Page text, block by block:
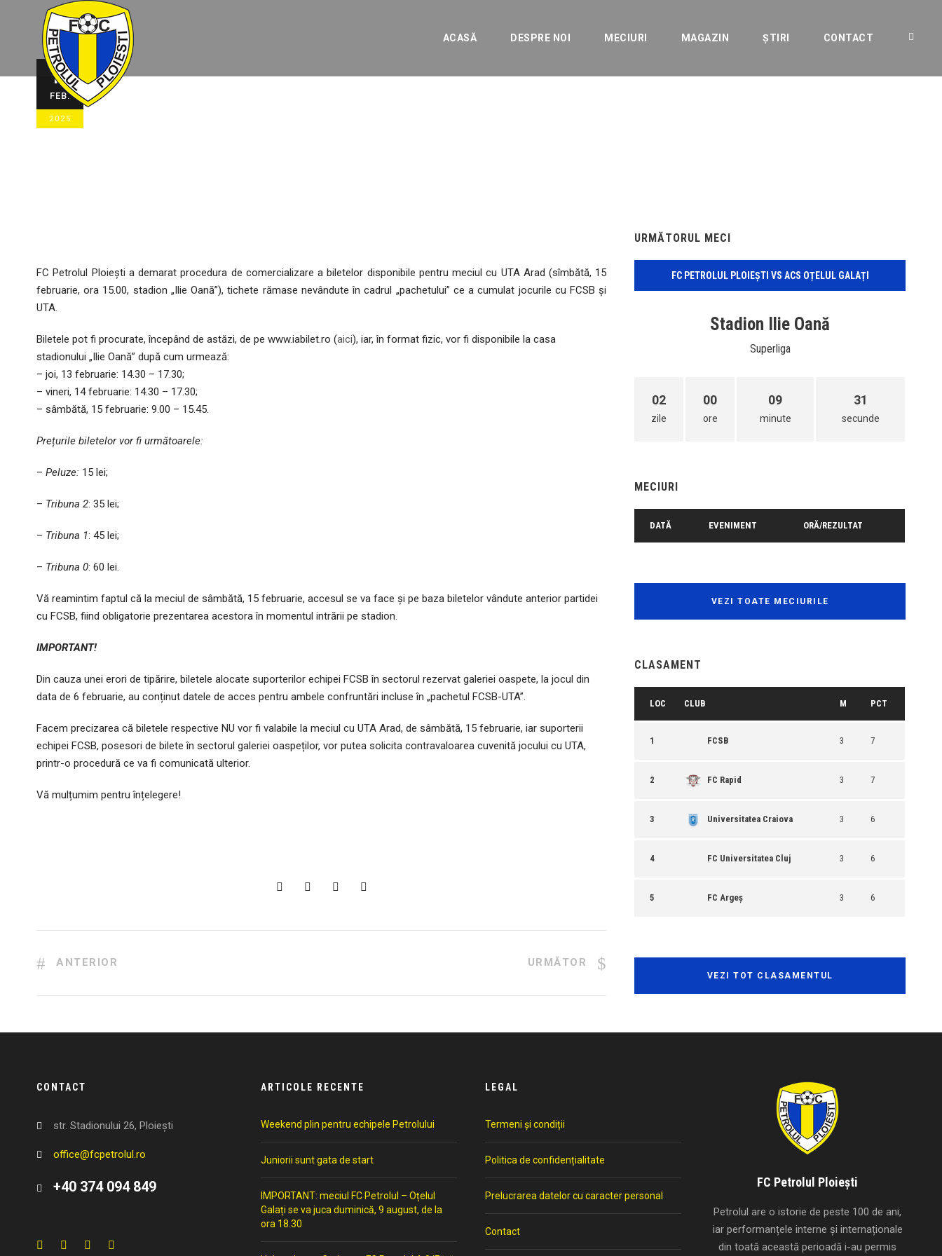
ACASĂ DESPRE NOI MECIURI MAGAZIN ȘTIRI CONTACT
10
FEB.
2025
Bilete pentru partida cu UTA Arad
FC Petrolul Ploiești a demarat procedura de comercializare a biletelor disponibile pentru meciul cu UTA Arad (sîmbătă, 15
februarie, ora 15.00, stadion „Ilie Oană”), tichete rămase nevândute în cadrul „pachetului” ce a cumulat jocurile cu FCSB și
UTA.
Biletele pot fi procurate, începând de astăzi, de pe www.iabilet.ro (aici), iar, în format fizic, vor fi disponibile la casa
stadionului „Ilie Oană” după cum urmează:
– joi, 13 februarie: 14.30 – 17.30;
– vineri, 14 februarie: 14.30 – 17.30;
– sâmbătă, 15 februarie: 9.00 – 15.45.
Prețurile biletelor vor fi următoarele:
– Peluze: 15 lei;
– Tribuna 2: 35 lei;
– Tribuna 1: 45 lei;
– Tribuna 0: 60 lei.
Vă reamintim faptul că la meciul de sâmbătă, 15 februarie, accesul se va face și pe baza biletelor vândute anterior partidei
cu FCSB, fiind obligatorie prezentarea acestora în momentul intrării pe stadion.
IMPORTANT!
Din cauza unei erori de tipărire, biletele alocate suporterilor echipei FCSB în sectorul rezervat galeriei oaspete, la jocul din
data de 6 februarie, au conținut datele de acces pentru ambele confruntări incluse în „pachetul FCSB-UTA”.
Facem precizarea că biletele respective NU vor fi valabile la meciul cu UTA Arad, de sâmbătă, 15 februarie, iar suporterii
echipei FCSB, posesori de bilete în sectorul galeriei oaspeților, vor putea solicita contravaloarea cuvenită jocului cu UTA,
printr-o procedură ce va fi comunicată ulterior.
Vă mulțumim pentru înțelegere!
ANTERIOR URMĂTOR
URMĂTORUL MECI
FC PETROLUL PLOIEȘTI VS ACS OȚELUL GALAȚI
Stadion Ilie Oană
Superliga
02
zile
00
ore
09
minute
31
secunde
MECIURI
DATĂ EVENIMENT ORĂ/REZULTAT
VEZI TOATE MECIURILE
CLASAMENT
LOC CLUB M PCT
1 FCSB 3 7
2 FC Rapid 3 7
3 Universitatea Craiova 3 6
4 FC Universitatea Cluj 3 6
5 FC Argeș 3 6
VEZI TOT CLASAMENTUL
CONTACT
str. Stadionului 26, Ploiești
office@fcpetrolul.ro
+40 374 094 849
ARTICOLE RECENTE
Weekend plin pentru echipele Petrolului
Juniorii sunt gata de start
IMPORTANT: meciul FC Petrolul – Oțelul
Galați se va juca duminică, 9 august, de la
ora 18.30
LEGAL
Termeni și condiții
Politica de confidențialitate
Prelucrarea datelor cu caracter personal
Contact
FC Petrolul Ploiești
Petrolul are o istorie de peste 100 de ani,
iar performanțele interne și internaționale
din toată această perioadă i-au permis